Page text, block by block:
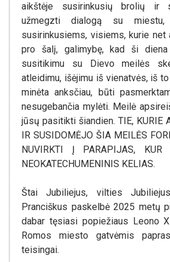
aikštėje susirinkusių brolių ir
užmegzti dialogą su
susirinkusiems, visiems, kurie net
pro šalį, galimybę, kad ši
susitikimu su Dievo meilės
atleidimu, išėjimu iš vienatvės, iš
minėta anksčiau, būti
nesugebančia mylėti. Meilė
jūsų pasitikti šiandien. TIE, KURIE
IR SUSIDOMĖJO ŠIA MEILĖS
NUVIRKTI Į PARAPIJAS, KUR
NEOKATECHUMENINIS KELIAS.
Štai Jubiliejus, vilties
Pranciškus paskelbė 2025 metų
dabar tęsiasi popiežiaus Leono
Romos miesto gatvėmis
teisingai.